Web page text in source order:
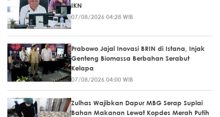
IKN
07/08/2026 04:28 WIB
Prabowo Jajal Inovasi BRIN di Istana, Injak
Genteng Biomassa Berbahan Serabut
Kelapa
07/08/2026 04:00 WIB
Zulhas Wajibkan Dapur MBG Serap Suplai
Bahan Makanan Lewat Kopdes Merah Putih